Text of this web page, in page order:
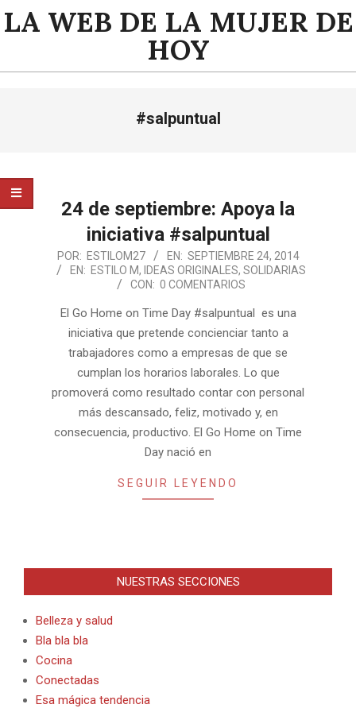
Saltar
alLA WEB DE LA MUJER DE
HOY
#salpuntual
24 de septiembre: Apoya la
iniciativa #salpuntual
2014-
09-
POR: ESTILOM27 EN: SEPTIEMBRE 24, 2014
EN: ESTILO M, IDEAS ORIGINALES, SOLIDARIAS
CON: 0 COMENTARIOS
El Go Home on Time Day #salpuntual es una
iniciativa que pretende concienciar tanto a
trabajadores como a empresas de que se
cumplan los horarios laborales. Lo que
promoverá como resultado contar con personal
más descansado, feliz, motivado y, en
consecuencia, productivo. El Go Home on Time
Day nació en
SEGUIR LEYENDO
NUESTRAS SECCIONES
Belleza y salud
Bla bla bla
Cocina
Conectadas
Esa mágica tendencia